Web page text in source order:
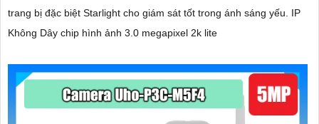
trang bị đặc biệt Starlight cho giám sát tốt trong ánh sáng yếu. IP
Không Dây chip hình ảnh 3.0 megapixel 2k lite